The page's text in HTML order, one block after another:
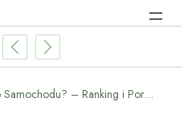
Porady
Jak Wybrać Wideorejestrator do Samochodu? – Ranking i Porady